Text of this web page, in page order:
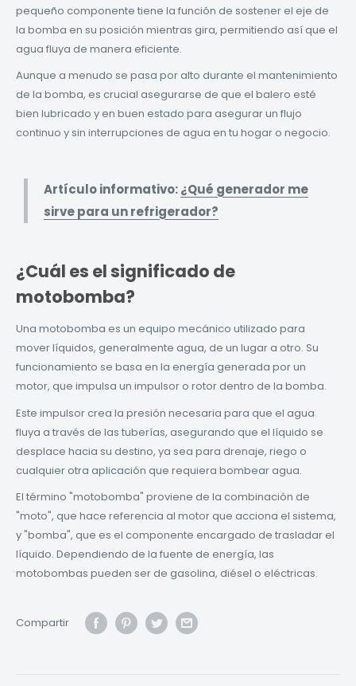
pequeño componente tiene la función de sostener el eje de
la bomba en su posición mientras gira, permitiendo así que el
agua fluya de manera eficiente.
Aunque a menudo se pasa por alto durante el mantenimiento
de la bomba, es crucial asegurarse de que el balero esté
bien lubricado y en buen estado para asegurar un flujo
continuo y sin interrupciones de agua en tu hogar o negocio.
Artículo informativo:¿Qué generador me
sirve para un refrigerador?
¿Cuál es el significado de
motobomba?
Una motobomba es un equipo mecánico utilizado para
mover líquidos, generalmente agua, de un lugar a otro. Su
funcionamiento se basa en la energía generada por un
motor, que impulsa un impulsor o rotor dentro de la bomba.
Este impulsor crea la presión necesaria para que el agua
fluya a través de las tuberías, asegurando que el líquido se
desplace hacia su destino, ya sea para drenaje, riego o
cualquier otra aplicación que requiera bombear agua.
El término "motobomba" proviene de la combinación de
"moto", que hace referencia al motor que acciona el sistema,
y "bomba", que es el componente encargado de trasladar el
líquido. Dependiendo de la fuente de energía, las
motobombas pueden ser de gasolina, diésel o eléctricas.
Compartir